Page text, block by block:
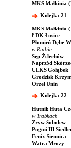
MKS Małkinia
Kolejka 21 -
MKS Małkinia
ŁDK Łosice
Płomień Dębe
w Rudzie
Sęp Żelechów
Naprzód
ULKS Gołąbek
Grodzisk
Orzeł Unin
Kolejka 22 -
Hutnik Huta
w Trąbkach
Zryw Sobolew
Pogoń III
Fenix Siennica
Watra Mrozy